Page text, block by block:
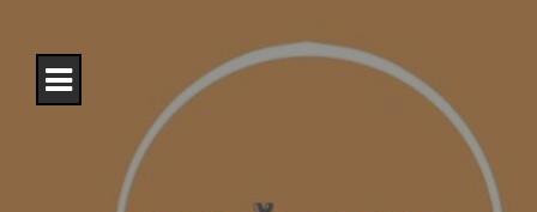
content